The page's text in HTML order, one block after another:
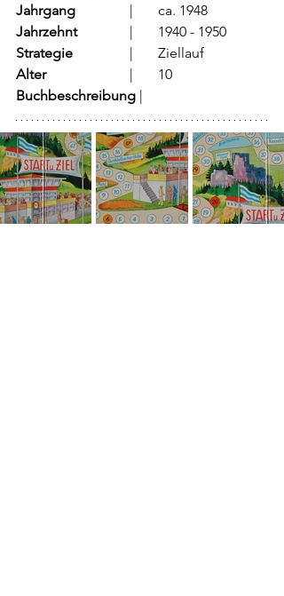
Jahrgang
		  |	ca. 1948
Jahrzehnt
		  |	1940 - 1950
Strategie
Alter
			  |	10
Buchbeschreibung